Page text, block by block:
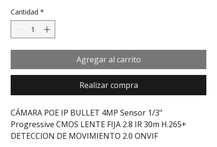
Cantidad *
Agregar al carrito
Realizar compra
CÁMARA POE IP BULLET 4MP Sensor 1/3"
Progressive CMOS LENTE FIJA 2.8 IR 30m H.265+
DETECCION DE MOVIMIENTO 2.0 ONVIF